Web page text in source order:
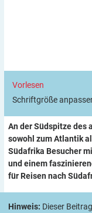
Vorlesen
Schriftgröße
An der Südspitze des
sowohl zum Atlantik
Südafrika Besucher
und einem
für Reisen nach
Hinweis: Dieser